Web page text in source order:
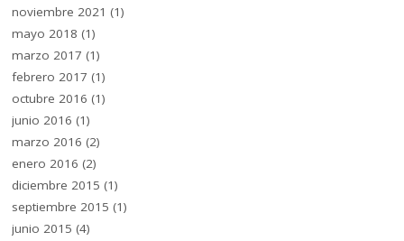
noviembre 2021 (1)
mayo 2018 (1)
marzo 2017 (1)
febrero 2017 (1)
octubre 2016 (1)
junio 2016 (1)
marzo 2016 (2)
enero 2016 (2)
diciembre 2015 (1)
septiembre 2015 (1)
junio 2015 (4)